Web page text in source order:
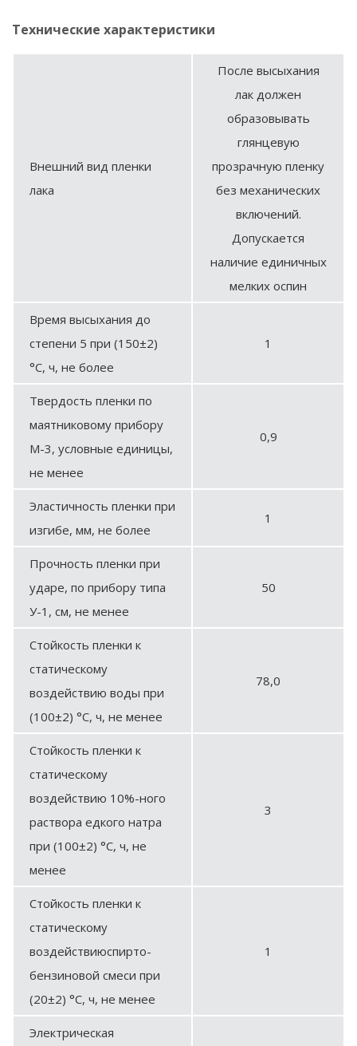
Технические характеристики
Внешний вид пленки
лака
После высыхания
лак должен
образовывать
глянцевую
прозрачную пленку
без механических
включений.
Допускается
наличие единичных
мелких оспин
Время высыхания до
степени 5 при (150±2)
°С, ч, не более
1
Твердость пленки по
маятниковому прибору
М-3, условные единицы,
не менее
0,9
Эластичность пленки при
изгибе, мм, не более
1
Прочность пленки при
ударе, по прибору типа
У-1, см, не менее
50
Стойкость пленки к
статическому
воздействию воды при
(100±2) °С, ч, не менее
78,0
Стойкость пленки к
статическому
воздействию 10%-ного
раствора едкого натра
при (100±2) °С, ч, не
менее
3
Стойкость пленки к
статическому
воздействиюспирто-
бензиновой смеси при
(20±2) °С, ч, не менее
1
Электрическая